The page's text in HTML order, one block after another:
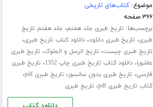
موضوع:کتاب‌های تاریخی
۳۶۶ صفحه
برچسب‌ها: تاریخ طبری جلد هفتم، جلد هفتم تاریخ
طبری، تاریخ طبری دانلود،دانلود کتاب تاریخ طبری،
تاریخ طبری چیست، تاریخ الرسل و الملوک، تاریخ طبری
عاشورا،دانلود کتاب تاریخ طبری چاپ 1352 ، تاریخ طبری
فارسی، تاریخ طبری بدون سانسور، تاریخ طبری pdf ،
کتاب تاریخ طبری pdf ، تاریخ طبری